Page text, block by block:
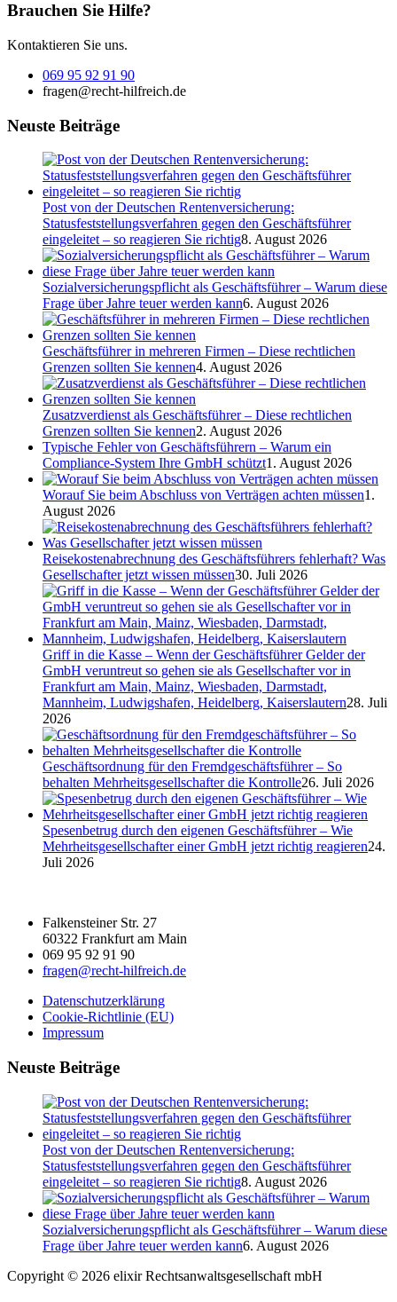
Brauchen Sie Hilfe?
Kontaktieren Sie uns.
069 95 92 91 90
fragen@recht-hilfreich.de
Neuste Beiträge
Post von der Deutschen Rentenversicherung:
Statusfeststellungsverfahren gegen den Geschäftsführer
eingeleitet – so reagieren Sie richtig8. August 2026
Sozialversicherungspflicht als Geschäftsführer – Warum diese
Frage über Jahre teuer werden kann6. August 2026
Geschäftsführer in mehreren Firmen – Diese rechtlichen
Grenzen sollten Sie kennen4. August 2026
Zusatzverdienst als Geschäftsführer – Diese rechtlichen
Grenzen sollten Sie kennen2. August 2026
Typische Fehler von Geschäftsführern – Warum ein
Compliance-System Ihre GmbH schützt1. August 2026
Worauf Sie beim Abschluss von Verträgen achten müssen1.
August 2026
Reisekostenabrechnung des Geschäftsführers fehlerhaft? Was
Gesellschafter jetzt wissen müssen30. Juli 2026
Griff in die Kasse – Wenn der Geschäftsführer Gelder der
GmbH veruntreut so gehen sie als Gesellschafter vor in
Frankfurt am Main, Mainz, Wiesbaden, Darmstadt,
Mannheim, Ludwigshafen, Heidelberg, Kaiserslautern28. Juli
2026
Geschäftsordnung für den Fremdgeschäftsführer – So
behalten Mehrheitsgesellschafter die Kontrolle26. Juli 2026
Spesenbetrug durch den eigenen Geschäftsführer – Wie
Mehrheitsgesellschafter einer GmbH jetzt richtig reagieren24.
Juli 2026
Falkensteiner Str. 27
60322 Frankfurt am Main
069 95 92 91 90
fragen@recht-hilfreich.de
Datenschutzerklärung
Cookie-Richtlinie (EU)
Impressum
Neuste Beiträge
Post von der Deutschen Rentenversicherung:
Statusfeststellungsverfahren gegen den Geschäftsführer
eingeleitet – so reagieren Sie richtig8. August 2026
Sozialversicherungspflicht als Geschäftsführer – Warum diese
Frage über Jahre teuer werden kann6. August 2026
Copyright © 2026 elixir Rechtsanwaltsgesellschaft mbH